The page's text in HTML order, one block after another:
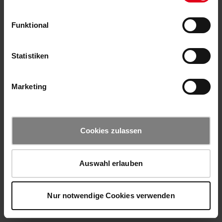
Funktional
Statistiken
Marketing
Cookies zulassen
Auswahl erlauben
Nur notwendige Cookies verwenden